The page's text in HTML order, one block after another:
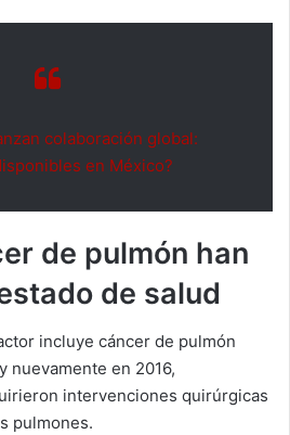
colaboración global:
en México?
de pulmón han
de salud
incluye cáncer de pulmón
nuevamente en 2016,
intervenciones quirúrgicas
pulmones.